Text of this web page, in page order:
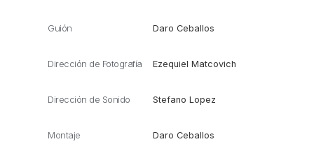
Guión Daro Ceballos
Dirección de Fotografía Ezequiel Matcovich
Dirección de Sonido Stefano Lopez
Montaje Daro Ceballos